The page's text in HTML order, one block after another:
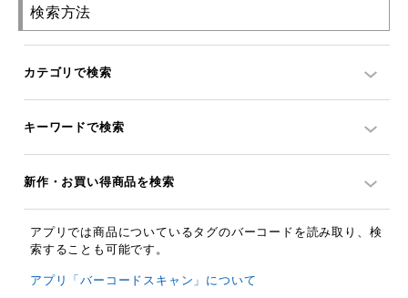
検索方法
カテゴリで検索
キーワードで検索
新作・お買い得商品を検索
アプリでは商品についているタグのバーコードを読み取り、検
索することも可能です。
アプリ「バーコードスキャン」について